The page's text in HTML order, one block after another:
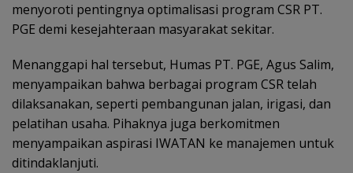
menyoroti pentingnya optimalisasi program CSR PT.
PGE demi kesejahteraan masyarakat sekitar.
Menanggapi hal tersebut, Humas PT. PGE, Agus Salim,
menyampaikan bahwa berbagai program CSR telah
dilaksanakan, seperti pembangunan jalan, irigasi, dan
pelatihan usaha. Pihaknya juga berkomitmen
menyampaikan aspirasi IWATAN ke manajemen untuk
ditindaklanjuti.